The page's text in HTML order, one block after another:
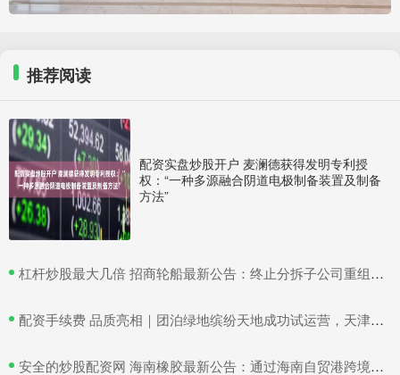
推荐阅读
配资实盘炒股开户 麦澜德获得发明专利授
权：“一种多源融合阴道电极制备装置及制备
方法”
​杠杆炒股最大几倍 招商轮船最新公告：终止分拆子公司重组上市
​配资手续费 品质亮相｜团泊绿地缤纷天地成功试运营，天津静海再添商业新地标！
​安全的炒股配资网 海南橡胶最新公告：通过海南自贸港跨境资金集中运营中心认定